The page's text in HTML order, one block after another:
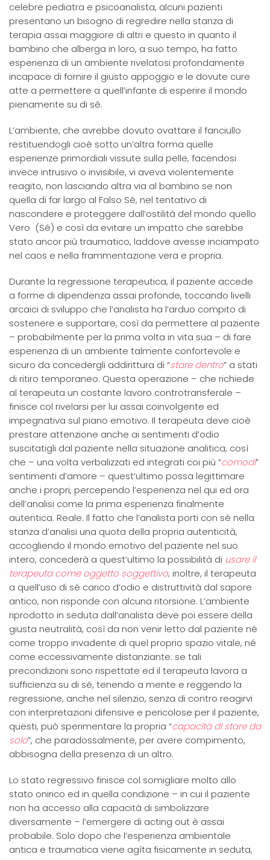
celebre pediatra e psicoanalista, alcuni pazienti
presentano un bisogno di regredire nella stanza di
terapia assai maggiore di altri e questo in quanto il
bambino che alberga in loro, a suo tempo, ha fatto
esperienza di un ambiente rivelatosi profondamente
incapace di fornire il giusto appoggio e le dovute cure
atte a permettere a quell’infante di esperire il mondo
pienamente su di sé.
L’ambiente, che avrebbe dovuto ovattare il fanciullo
restituendogli cioè sotto un’altra forma quelle
esperienze primordiali vissute sulla pelle, facendosi
invece intrusivo o invisibile, vi aveva violentemente
reagito, non lasciando altra via al bambino se non
quella di far largo al Falso Sé, nel tentativo di
nascondere e proteggere dall’ostilità del mondo quello
Vero (Sé) e così da evitare un impatto che sarebbe
stato ancor più traumatico, laddove avesse inciampato
nel caos e nella frammentazione vera e propria.
Durante la regressione terapeutica, il paziente accede
a forme di dipendenza assai profonde, toccando livelli
arcaici di sviluppo che l’analista ha l’arduo compito di
sostenere e supportare, così da permettere al paziente
– probabilmente per la prima volta in vita sua – di fare
esperienza di un ambiente talmente confortevole e
sicuro da concedergli addirittura di “stare dentro” a stati
di ritiro temporaneo. Questa operazione – che richiede
al terapeuta un costante lavoro controtransferale –
finisce col rivelarsi per lui assai coinvolgente ed
impegnativa sul piano emotivo. Il terapeuta deve cioè
prestare attenzione anche ai sentimenti d’odio
suscitatigli dal paziente nella situazione analitica, così
che – una volta verbalizzati ed integrati coi più “comodi”
sentimenti d’amore – quest’ultimo possa legittimare
anche i propri, percependo l’esperienza nel qui ed ora
dell’analisi come la prima esperienza finalmente
autentica. Reale. Il fatto che l’analista porti con sé nella
stanza d’analisi una quota della propria autenticità,
accogliendo il mondo emotivo del paziente nel suo
intero, concederà a quest’ultimo la possibilità di usare il
terapeuta come oggetto soggettivo; inoltre, il terapeuta
a quell’uso di sé carico d’odio e distruttività dal sapore
antico, non risponde con alcuna ritorsione. L’ambiente
riprodotto in seduta dall’analista deve poi essere della
giusta neutralità, così da non venir letto dal paziente né
come troppo invadente di quel proprio spazio vitale, né
come eccessivamente distanziante: se tali
precondizioni sono rispettate ed il terapeuta lavora a
sufficienza su di sé, tenendo a mente e reggendo la
regressione, anche nel silenzio, senza di contro reagirvi
con interpretazioni difensive e pericolose per il paziente,
questi, può sperimentare la propria “capacità di stare da
solo”, che paradossalmente, per avere compimento,
abbisogna della presenza di un altro.
Lo stato regressivo finisce col somigliare molto allo
stato onirico ed in quella condizione – in cui il paziente
non ha accesso alla capacità di simbolizzare
diversamente – l’emergere di acting out è assai
probabile. Solo dopo che l’esperienza ambientale
antica e traumatica viene agìta fisicamente in seduta,